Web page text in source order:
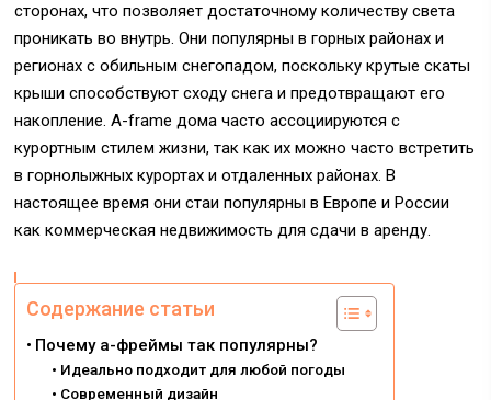
сторонах, что позволяет достаточному количеству света
проникать во внутрь. Они популярны в горных районах и
регионах с обильным снегопадом, поскольку крутые скаты
крыши способствуют сходу снега и предотвращают его
накопление. A-frame дома часто ассоциируются с
курортным стилем жизни, так как их можно часто встретить
в горнолыжных курортах и отдаленных районах. В
настоящее время они стаи популярны в Европе и России
как коммерческая недвижимость для сдачи в аренду.
Содержание статьи
Почему а-фреймы так популярны?
Идеально подходит для любой погоды
Современный дизайн